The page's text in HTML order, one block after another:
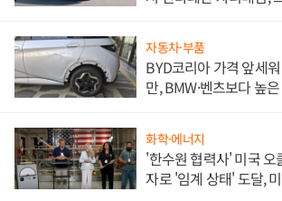
자동차·부품
BYD코리아 가격 앞세
만, BMW·벤츠보다 높
화학·에너지
'한수원 협력사' 미국 오
자로 '임계 상태' 도달,